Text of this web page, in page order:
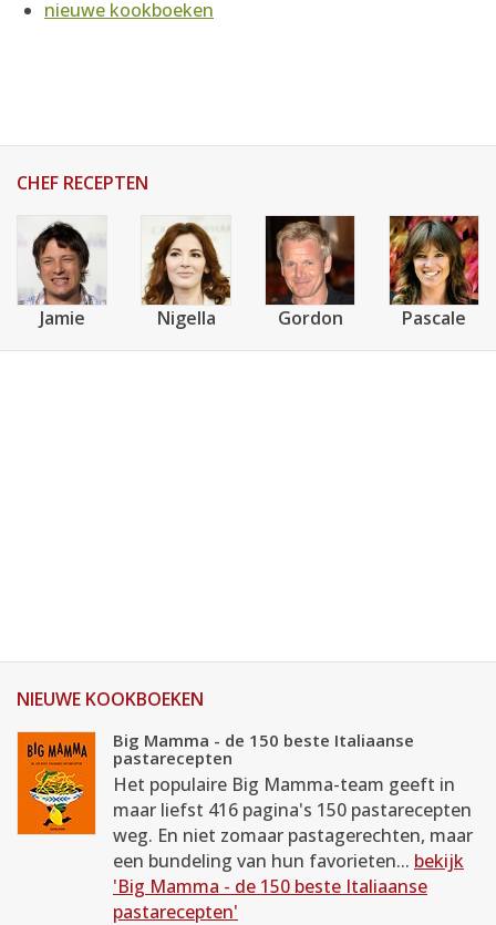
nieuwe kookboeken
CHEF RECEPTEN
Jamie Nigella Gordon Pascale
NIEUWE KOOKBOEKEN
Big Mamma - de 150 beste Italiaanse
pastarecepten
Het populaire Big Mamma-team geeft in
maar liefst 416 pagina's 150 pastarecepten
weg. En niet zomaar pastagerechten, maar
een bundeling van hun favorieten... bekijk
'Big Mamma - de 150 beste Italiaanse
pastarecepten'